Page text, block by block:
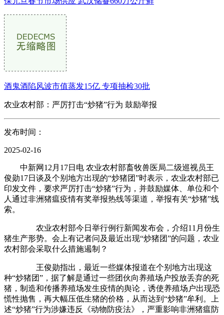
酒鬼酒陷风波市值蒸发15亿 专项抽检30批
农业农村部：严厉打击“炒猪”行为 鼓励举报
发布时间：
2025-02-16
中新网12月17日电 农业农村部畜牧兽医局二级巡视员王
俊勋17日谈及个别地方出现的“炒猪团”时表示，农业农村部已
印发文件，要求严厉打击“炒猪”行为，并鼓励媒体、单位和个
人通过非洲猪瘟疫情有奖举报热线等渠道，举报有关“炒猪”线
索。
农业农村部今日举行例行新闻发布会，介绍11月份生
猪生产形势。会上有记者问及最近出现“炒猪团”的问题，农业
农村部会采取什么措施遏制？
王俊勋指出，最近一些媒体报道在个别地方出现这
种“炒猪团”，据了解是通过一些团伙向养殖场户投放丢弃的死
猪，制造和传播养殖场发生疫情的舆论，诱使养殖场户出现恐
慌性抛售，再大幅压低生猪的价格，从而达到“炒猪”牟利。上
述“炒猪”行为涉嫌违反《动物防疫法》，严重影响非洲猪瘟防